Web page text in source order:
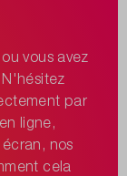
vous avez
par
ligne,
nos
cela